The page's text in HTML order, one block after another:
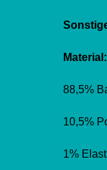
Material:
88,5%
10,5%
1%